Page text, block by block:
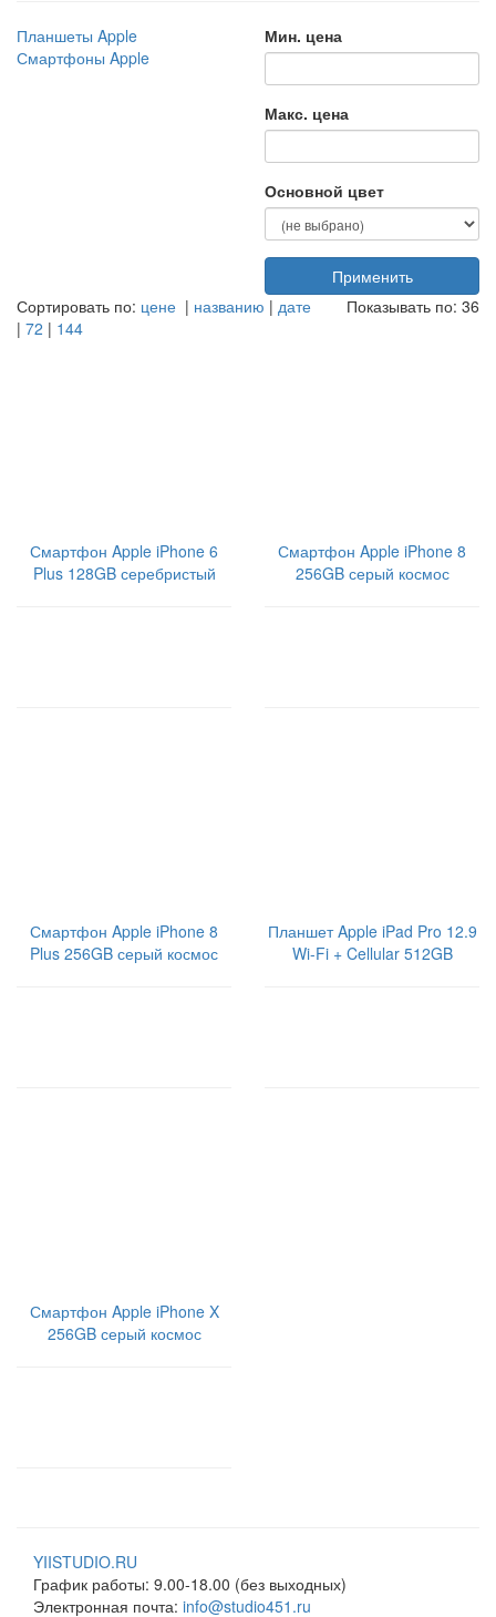
Планшеты Apple
Смартфоны Apple
Мин. цена
Макс. цена
Основной цвет
Применить
Сортировать по: цене | названию | дате Показывать по: 36
| 72 | 144
Смартфон Apple iPhone 6
Plus 128GB серебристый
Смартфон Apple iPhone 8
256GB серый космос
Смартфон Apple iPhone 8
Plus 256GB серый космос
Планшет Apple iPad Pro 12.9
Wi-Fi + Cellular 512GB
Смартфон Apple iPhone X
256GB серый космос
YIISTUDIO.RU
График работы: 9.00-18.00 (без выходных)
Электронная почта: info@studio451.ru